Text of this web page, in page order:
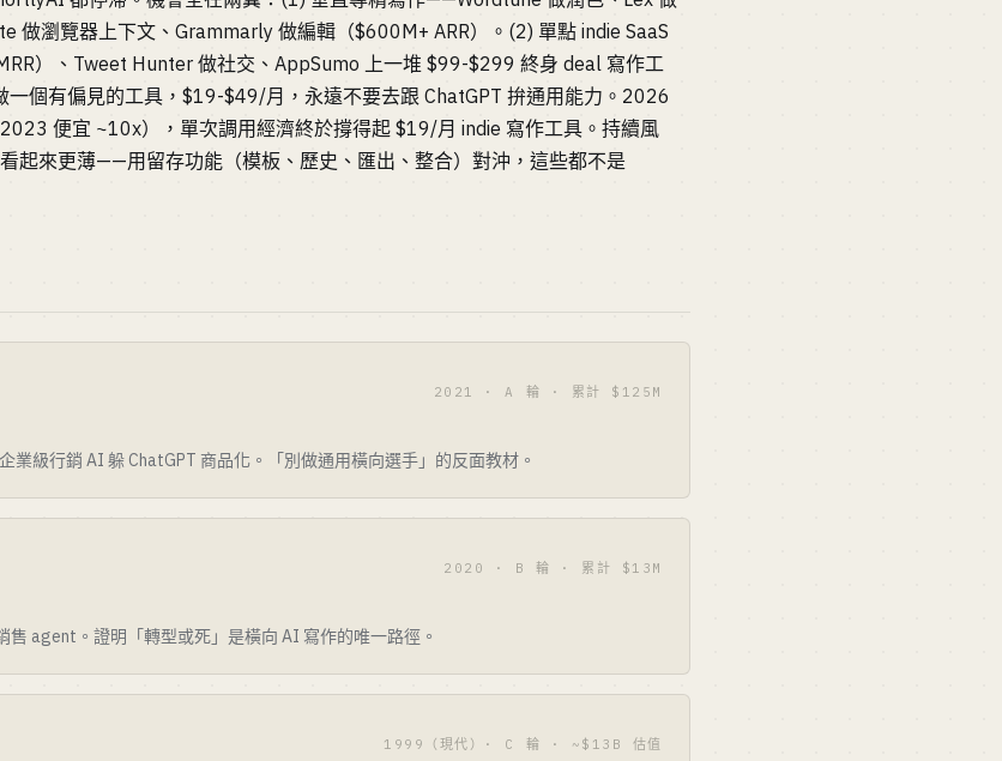
做瀏覽器上下文、Grammarly 做編輯（$600M+ ARR）。(2) 單點 indie SaaS
）、Tweet Hunter 做社交、AppSumo 上一堆 $99-$299 終身 deal 寫作工
一個有偏見的工具，$19-$49/月，永遠不要去跟 ChatGPT 拚通用能力。2026
便宜 ~10x），單次調用經濟終於撐得起 $19/月 indie 寫作工具。持續風
起來更薄——用留存功能（模板、歷史、匯出、整合）對沖，這些都不是
2021 · A 輪 · 累計 $125M
業級行銷 AI 躲 ChatGPT 商品化。「別做通用橫向選手」的反面教材。
2020 · B 輪 · 累計 $13M
agent。證明「轉型或死」是橫向 AI 寫作的唯一路徑。
1999（現代）· C 輪 · ~$13B 估值